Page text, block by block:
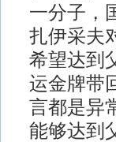
一分子，
扎伊采夫
希望达到
运金牌带
言都是异
能够达到